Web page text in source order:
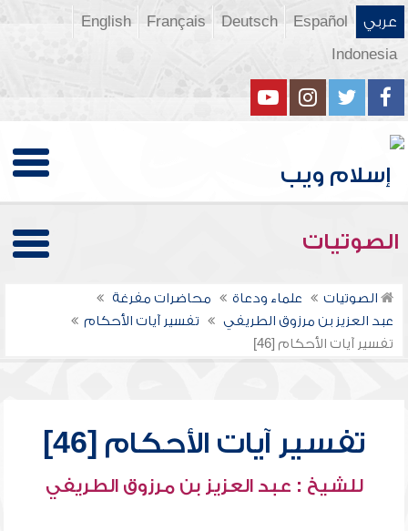
عربي Español
Deutsch
Français
English
Indonesia
الصوتيات
الصوتيات علماء ودعاة
محاضرات مفرغة
عبد العزيز بن مرزوق الطريفي
تفسير آيات الأحكام
تفسير آيات الأحكام [46]
تفسير آيات الأحكام [46]
للشيخ : عبد العزيز بن مرزوق الطريفي